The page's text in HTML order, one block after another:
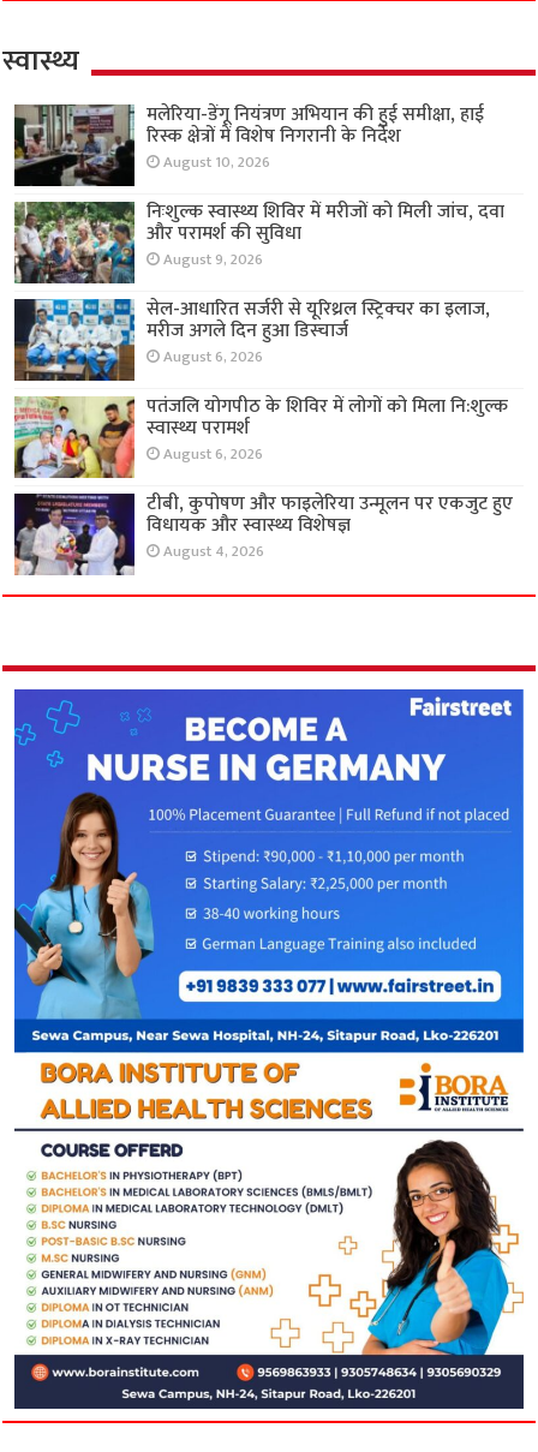
स्वास्थ्य
मलेरिया-डेंगू नियंत्रण अभियान की हुई समीक्षा, हाई
रिस्क क्षेत्रों में विशेष निगरानी के निर्देश
August 10, 2026
निःशुल्क स्वास्थ्य शिविर में मरीजों को मिली जांच, दवा
और परामर्श की सुविधा
August 9, 2026
सेल-आधारित सर्जरी से यूरिथ्रल स्ट्रिक्चर का इलाज,
मरीज अगले दिन हुआ डिस्चार्ज
August 6, 2026
पतंजलि योगपीठ के शिविर में लोगों को मिला नि:शुल्क
स्वास्थ्य परामर्श
August 6, 2026
टीबी, कुपोषण और फाइलेरिया उन्मूलन पर एकजुट हुए
विधायक और स्वास्थ्य विशेषज्ञ
August 4, 2026